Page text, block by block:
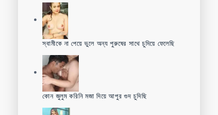
স্বামীকে না পেয়ে ভুলে অন্য পুরুষের সাথে চুদিয়ে ফেলেছি
কোন জুলুম করিনি মজা দিয়ে আপুর গুদ চুদিছি